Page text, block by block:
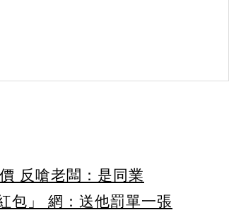
反嗆老闆：是同業
包」 網：送他罰單一張